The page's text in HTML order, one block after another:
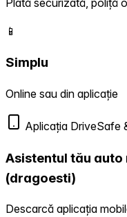
📱
Simplu
Online sau din aplicație
Aplicația DriveSafe
Asistentul tău auto
(dragoesti)
Descarcă aplicația